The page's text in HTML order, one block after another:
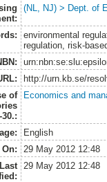
(NL, NJ) > Dept. of
environmental
regulation, risk-
http://urn.kb.se/
of
Economics and
English
29 May 2012 12:48
29 May 2012 12:48